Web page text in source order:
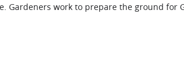
Gardeners work to prepare the ground for